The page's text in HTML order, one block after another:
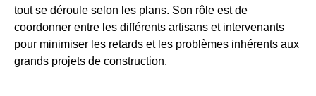
tout se déroule selon les plans. Son rôle est de
coordonner entre les différents artisans et intervenants
pour minimiser les retards et les problèmes inhérents aux
grands projets de construction.